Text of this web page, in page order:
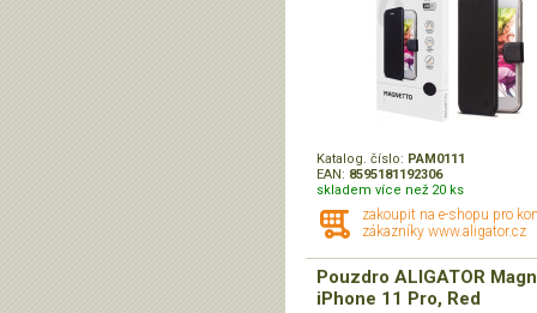
Katalog. číslo: PAM0111
EAN: 8595181192306
skladem více než 20 ks
zakoupit na e-shopu pro
zákazníky www.aligator.cz
Pouzdro ALIGATOR
iPhone 11 Pro, Red